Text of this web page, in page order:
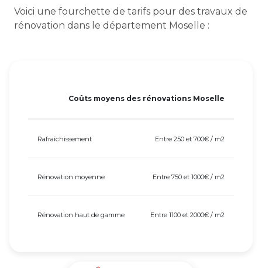
Voici une fourchette de tarifs pour des travaux de
rénovation dans le département Moselle :
Coûts moyens des rénovations Moselle
Rafraîchissement Entre 250 et 700€ / m2
Rénovation moyenne Entre 750 et 1000€ / m2
Rénovation haut de gamme Entre 1100 et 2000€ / m2